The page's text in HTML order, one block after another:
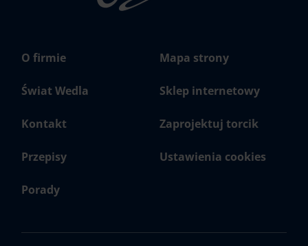
O firmie
Świat Wedla
Kontakt
Przepisy
Porady
Mapa strony
Sklep internetowy
Zaprojektuj torcik
Ustawienia cookies